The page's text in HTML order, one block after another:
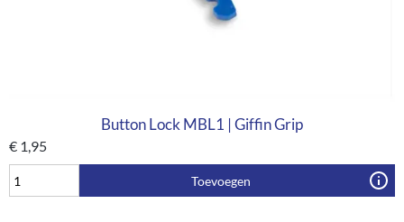
Button Lock MBL1 | Giffin Grip
€ 1,95
Toevoegen